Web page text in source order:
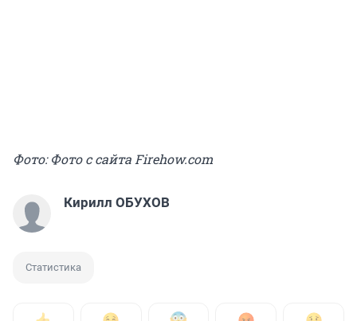
Фото: Фото с сайта Firehow.com
Кирилл ОБУХОВ
Статистика